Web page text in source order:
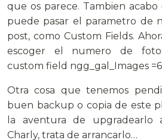
que os parece. Tambien
puede pasar el parametro de
post, como Custom Fields.
escoger el numero de
custom field ngg_gal_Images =6
Otra cosa que tenemos
buen backup o copia de este
la aventura de upgradearlo
Charly, trata de arrancarlo…